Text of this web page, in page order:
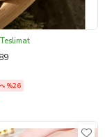
%26